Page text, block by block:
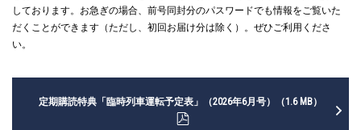
しております。お急ぎの場合、前号同封分のパスワードでも情報をご覧いた
だくことができます（ただし、初回お届け分は除く）。ぜひご利用くださ
い。
定期購読特典「臨時列車運転予定表」（2026年6月号）（1.6 MB）